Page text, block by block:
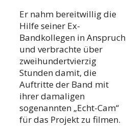
Er nahm bereitwillig die
Hilfe seiner Ex-
Bandkollegen in Anspruch
und verbrachte über
zweihundertvierzig
Stunden damit, die
Auftritte der Band mit
ihrer damaligen
sogenannten „Echt-Cam“
für das Projekt zu filmen.